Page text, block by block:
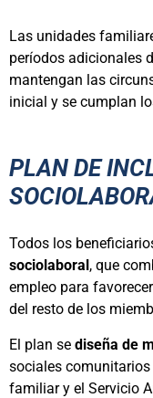
Las unidades
períodos adicionales
mantengan las
inicial y se cumplan
PLAN DE
Todos los
sociolaboral, que
empleo para
del resto de los
El plan se diseña de
sociales
familiar y el Servicio